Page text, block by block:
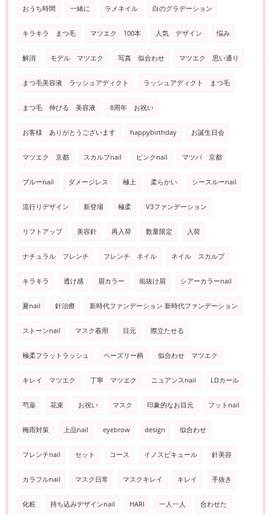
おうち時間 一緒に ラメネイル 白のグラデーション
キラキラ まつ毛 マツエク 100本 人気 デザイン 悩み
解消 モデル マツエク 写真 似合わせ マツエク 思い通り
まつ毛美容液 ラッシュアディクト ラッシュアディクト まつ毛
まつ毛 伸びる 美容液 8周年 お祝い
お客様 ありがとうございます happybirthday お誕生日会
マツエク 京都 スカルプnail ピンクnail マツパ 京都
ブルーnail ダメージレス 極上 柔らかい シースルーnail
流行りデザイン 新登場 極柔 V3ファンデーション
リフトアップ 美容針 再入荷 数量限定 入荷
ナチュラル フレンチ フレンチ ネイル ネイル スカルプ
キラキラ 透け感 眉カラー 垢抜け眉 シアーカラーnail
夏nail 針治療 新時代ファンデーション 新時代ファンデーション
ストーンnail マスク着用 目元 際立たせる
極柔フラットラッシュ ペーズリー柄 似合わせ マツエク
キレイ マツエク 丁寧 マツエク ニュアンスnail LDカール
芍薬 花束 お祝い マスク 印象的なお目元 フットnail
梅雨対策 上品nail eyebrow design 似合わせ
フレンチnail セット コース イノスピキュール 針美容
カラフルnail マスク日常 マスクキレイ キレイ 手抜き
化粧 持ち込みデザインnail HARI 一人一人 合わせた